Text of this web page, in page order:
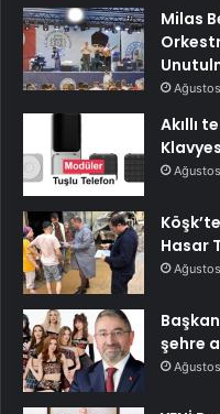
Milas
Akıllı
Hasar
şehre